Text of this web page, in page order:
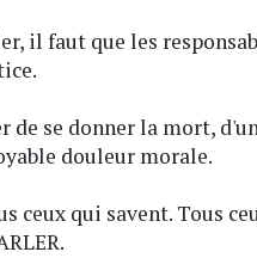
il faut que les
de se donner la mort,
douleur morale.
ceux qui savent. Tous